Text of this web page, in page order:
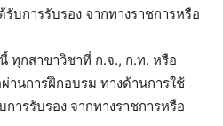
บการรับรอง จากทางราชการหรือ
ทุกสาขาวิชาที่ ก.จ., ก.ท. หรือ
านการฝึกอบรม ทางด้านการใช้
ารรับรอง จากทางราชการหรือ